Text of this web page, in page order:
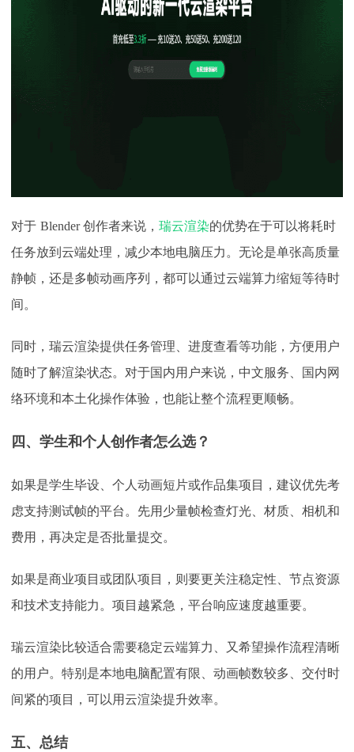
对于 Blender 创作者来说， 瑞云渲染的优势在于可以将耗时
任务放到云端处理，减少本地电脑压力。无论是单张高质量
静帧，还是多帧动画序列，都可以通过云端算力缩短等待时
间。
同时，瑞云渲染提供任务管理、进度查看等功能，方便用户
随时了解渲染状态。对于国内用户来说，中文服务、国内网
络环境和本土化操作体验，也能让整个流程更顺畅。
四、学生和个人创作者怎么选？
如果是学生毕设、个人动画短片或作品集项目，建议优先考
虑支持测试帧的平台。先用少量帧检查灯光、材质、相机和
费用，再决定是否批量提交。
如果是商业项目或团队项目，则要更关注稳定性、节点资源
和技术支持能力。项目越紧急，平台响应速度越重要。
瑞云渲染比较适合需要稳定云端算力、又希望操作流程清晰
的用户。特别是本地电脑配置有限、动画帧数较多、交付时
间紧的项目，可以用云渲染提升效率。
五、总结